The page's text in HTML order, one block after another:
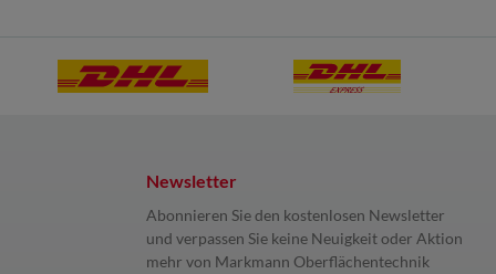
Newsletter
Abonnieren Sie den kostenlosen Newsletter
und verpassen Sie keine Neuigkeit oder Aktion
mehr von Markmann Oberflächentechnik